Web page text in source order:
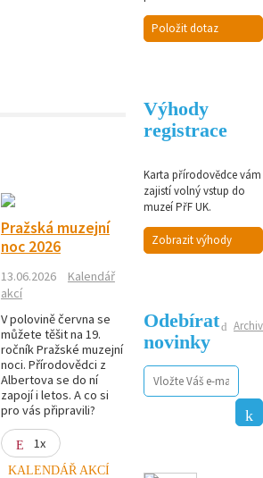
Pražská muzejní
noc 2026
13.06.2026
Kalendář
akcí
V polovině června se
můžete těšit na 19.
ročník Pražské muzejní
noci. Přírodovědci z
Albertova se do ní
zapojí i letos. A co si
pro vás připravili?
1x
KALENDÁŘ AKCÍ
Položit dotaz
Výhody
registrace
Karta přírodovědce vám
zajistí volný vstup do
muzeí PřF UK.
Zobrazit výhody
Archiv
Odebírat
novinky